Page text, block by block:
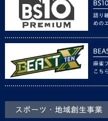
語り
めの
麻雀
こち
スポーツ・地域創生事業